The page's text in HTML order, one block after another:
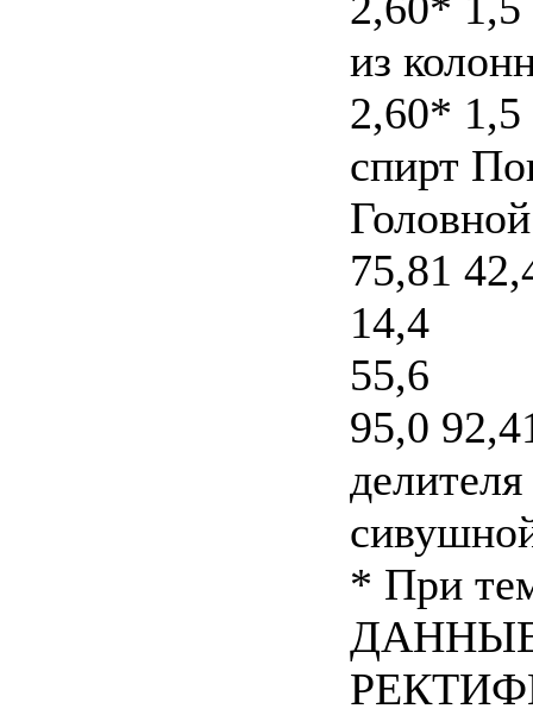
из
2,60*
спирт
75,81
14,4
55,6
95,0
* При